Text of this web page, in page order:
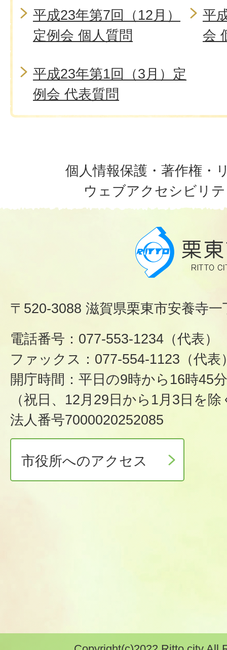
平成23年第7回（12月）
定例会 個人質問
平
会
平成23年第1回（3月）定
例会 代表質問
個人情報保護・著作権・
ウェブアクセシビリ
〒520-3088 滋賀県栗東市安養寺
電話番号：077-553-1234（代表）
ファックス：077-554-1123（代表
開庁時間：平日の9時から16時45分
（祝日、12月29日から1月3日を除
法人番号7000020252085
市役所へのアクセス